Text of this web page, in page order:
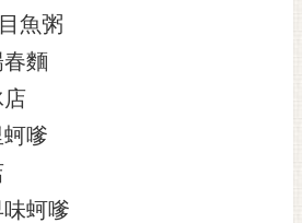
魚粥
麵
店
嗲
蚵嗲